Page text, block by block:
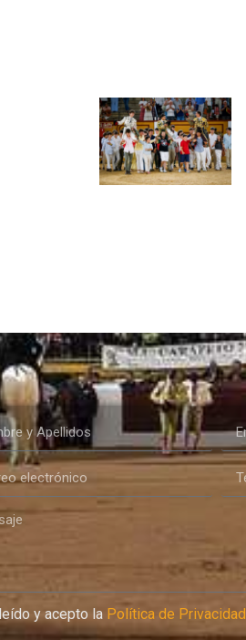
y acepto la Política de Privacidad